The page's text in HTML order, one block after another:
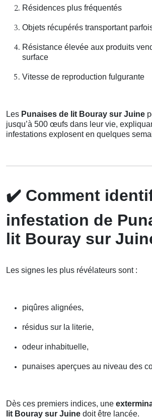
Résidences plus fréquentés
Objets récupérés transportant
Résistance élevée aux produits
surface
Vitesse de reproduction fulgurante
Les Punaises de lit Bouray sur Juine
jusqu’à 500 œufs dans leur vie,
infestations explosent en quelques
✔️ Comment
infestation de
lit Bouray sur
Les signes les plus révélateurs sont :
piqûres alignées,
résidus sur la literie,
odeur inhabituelle,
punaises aperçues au niveau des
Dès ces premiers indices, une
lit Bouray sur Juine doit être lancée.